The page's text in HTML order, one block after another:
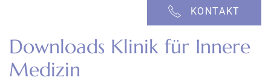
KONTAKT
Downloads Klinik für Innere
Medizin